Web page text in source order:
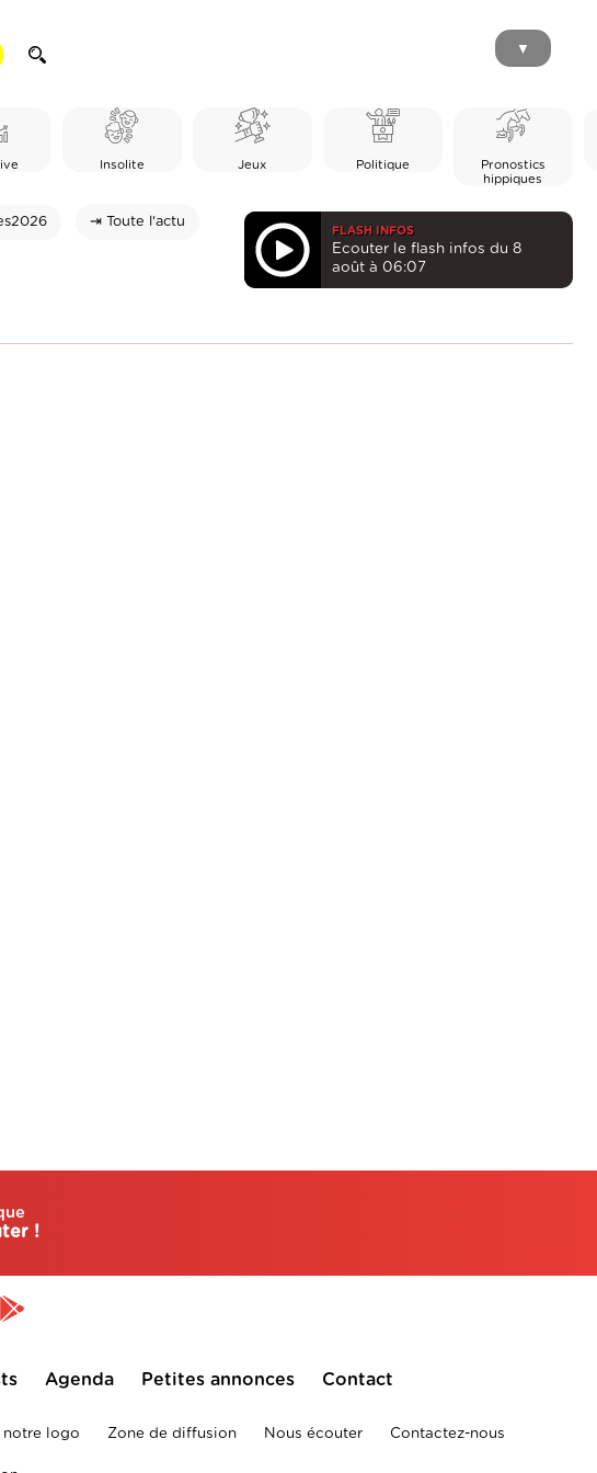
▼
Insolite Jeux Politique
Pronostics
hippiques
⇥ Toute l'actu
FLASH INFOS
Ecouter le flash infos du 8
août à 06:07
!
Agenda Petites annonces Contact
notre logo Zone de diffusion Nous écouter Contactez-nous